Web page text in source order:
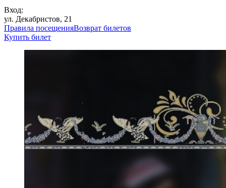
Вход:
ул. Декабристов, 21
Правила посещенияВозврат билетов
Купить билет